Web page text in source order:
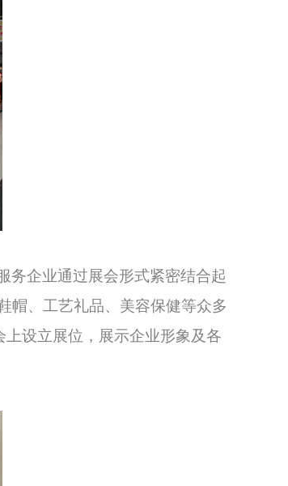
务企业通过展会形式紧密结合起
帽、工艺礼品、美容保健等众多
上设立展位，展示企业形象及各